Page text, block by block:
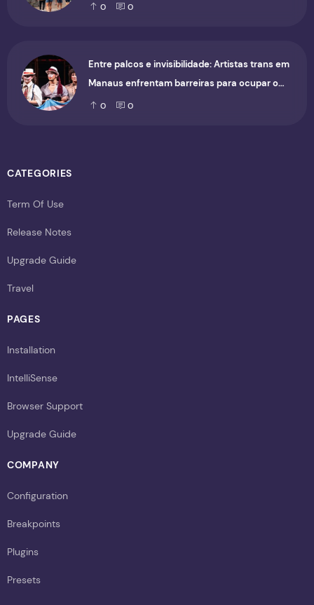
0 0
Entre palcos e invisibilidade: Artistas trans em
Manaus enfrentam barreiras para ocupar o
cenário cultural
0 0
CATEGORIES
Term Of Use
Release Notes
Upgrade Guide
Travel
PAGES
Installation
IntelliSense
Browser Support
Upgrade Guide
COMPANY
Configuration
Breakpoints
Plugins
Presets